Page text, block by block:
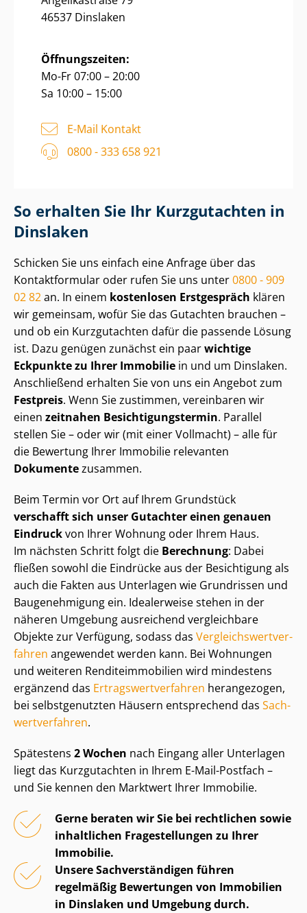
46537 Dinslaken
Öffnungszeiten:
Mo-Fr 07:00 – 20:00
Sa 10:00 – 15:00
E-Mail Kontakt
0800 - 333 658 921
So erhalten Sie Ihr Kurzgutachten in
Dinslaken
Schicken Sie uns einfach eine Anfrage über das
Kontaktformular oder rufen Sie uns unter0800 - 909
02 82an. In einem kostenlosen Erstgespräch klären
wir gemeinsam, wofür Sie das Gutachten brauchen –
und ob ein Kurzgutachten dafür die passende Lösung
ist. Dazu genügen zunächst ein paarwichtige
Eckpunkte zu Ihrer Immobilie in und um Dinslaken.
Anschließend erhalten Sie von uns ein Angebot zum
Festpreis. Wenn Sie zustimmen, vereinbaren wir
einen zeitnahen Be­sich­ti­gungs­ter­min. Parallel
stellen Sie – oder wir (mit einer Vollmacht) – alle für
die Bewertung Ihrer Immobilie relevanten
Dokumentezusammen.
Beim Termin vor Ort auf Ihrem Grundstück
verschafft sich unser Gutachter einen genauen
Eindruckvon Ihrer Wohnung oder Ihrem Haus.
Im nächsten Schritt folgt die Berechnung: Dabei
fließen sowohl die Eindrücke aus der Besichtigung als
auch die Fakten aus Unterlagen wie Grundrissen und
Baugenehmigung ein. Idealerweise stehen in der
näheren Umgebung ausreichend vergleichbare
Objekte zur Verfügung, sodass das Ver­gleichs­wert­ver­
fah­ren angewendet werden kann. Bei Wohnungen
und weiteren Ren­di­teim­mo­bi­li­en wird mindestens
ergänzend das Er­trags­wert­ver­fah­ren herangezogen,
bei selbstgenutzten Häusern entsprechend das Sach­
wert­ver­fah­ren.
Spätestens 2 Wochen nach Eingang aller Unterlagen
liegt das Kurzgutachten in Ihrem E-Mail-Postfach –
und Sie kennen den Marktwert Ihrer Immobilie.
Gerne beraten wir Sie bei rechtlichen sowie
inhaltlichen Fragestellungen zu Ihrer
Immobilie.
Unsere Sach­ver­stän­di­gen führen
regelmäßig Bewertungen von Immobilien
in Dinslaken und Umgebung durch.